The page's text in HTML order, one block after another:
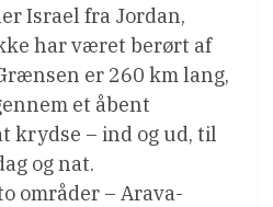
Israel fra Jordan,
har været berørt af
er 260 km lang,
et åbent
krydse – ind og ud, til
og nat.
områder – Arava-